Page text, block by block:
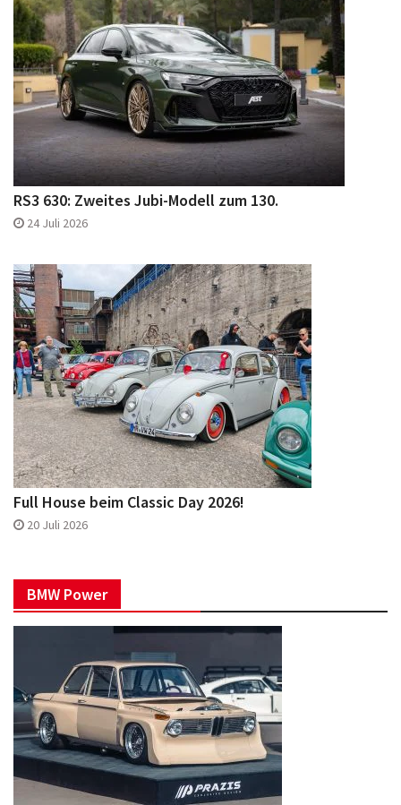
RS3 630: Zweites Jubi-Modell zum 130.
24 Juli 2026
Full House beim Classic Day 2026!
20 Juli 2026
BMW Power